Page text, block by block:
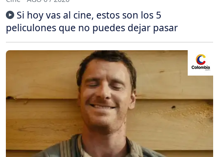
Si hoy vas al cine, estos son los 5
peliculones que no puedes dejar pasar